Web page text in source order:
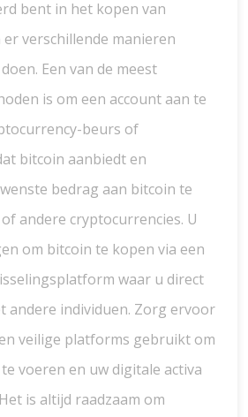
bent in het kopen van
er verschillende manieren
Een van de meest
is om een account aan te
beurs of
bitcoin aanbiedt en
bedrag aan bitcoin te
andere cryptocurrencies. U
om bitcoin te kopen via een
waar u direct
andere individuen. Zorg ervoor
veilige platforms gebruikt om
voeren en uw digitale activa
is altijd raadzaam om